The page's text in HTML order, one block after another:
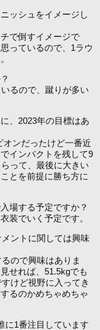
ッシュをイメージし
で倒すイメージで
っているので、1ラウ
るので、蹴りが多い
、2023年の目標はあ
ンだったけど一番近
インパクトを残して9
って、最後に大きい
とを前提に勝ち方に
する予定ですか？
装でいく予定です。
ントに関しては興味
ので興味はありま
せれば、51.5kgでも
けど視野に入ってき
るのかめちゃめちゃ
1番注目しています